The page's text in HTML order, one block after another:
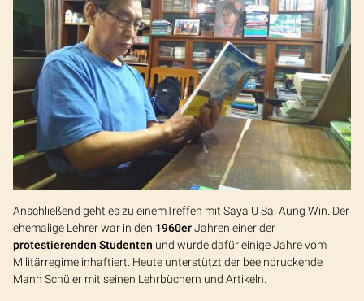
Anschließend geht es zu einemTreffen mit Saya U Sai Aung Win. Der
ehemalige Lehrer war in den 1960erJahren einer der
protestierenden Studenten und wurde dafür einige Jahre vom
Militärregime inhaftiert. Heute unterstützt der beeindruckende
Mann Schüler mit seinen Lehrbüchern und Artikeln.